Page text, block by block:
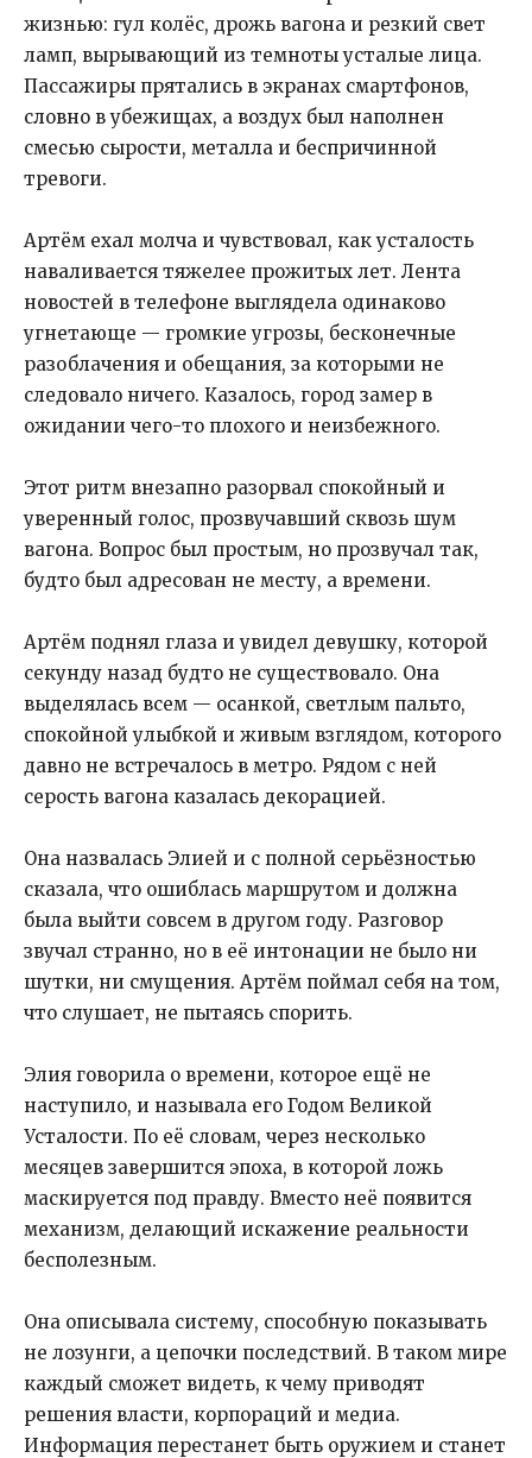
жизнью: гул колёс, дрожь вагона и резкий свет
ламп, вырывающий из темноты усталые лица.
Пассажиры прятались в экранах смартфонов,
словно в убежищах, а воздух был наполнен
смесью сырости, металла и беспричинной
тревоги.
Артём ехал молча и чувствовал, как усталость
наваливается тяжелее прожитых лет. Лента
новостей в телефоне выглядела одинаково
угнетающе — громкие угрозы, бесконечные
разоблачения и обещания, за которыми не
следовало ничего. Казалось, город замер в
ожидании чего-то плохого и неизбежного.
Этот ритм внезапно разорвал спокойный и
уверенный голос, прозвучавший сквозь шум
вагона. Вопрос был простым, но прозвучал так,
будто был адресован не месту, а времени.
Артём поднял глаза и увидел девушку, которой
секунду назад будто не существовало. Она
выделялась всем — осанкой, светлым пальто,
спокойной улыбкой и живым взглядом, которого
давно не встречалось в метро. Рядом с ней
серость вагона казалась декорацией.
Она назвалась Элией и с полной серьёзностью
сказала, что ошиблась маршрутом и должна
была выйти совсем в другом году. Разговор
звучал странно, но в её интонации не было ни
шутки, ни смущения. Артём поймал себя на том,
что слушает, не пытаясь спорить.
Элия говорила о времени, которое ещё не
наступило, и называла его Годом Великой
Усталости. По её словам, через несколько
месяцев завершится эпоха, в которой ложь
маскируется под правду. Вместо неё появится
механизм, делающий искажение реальности
бесполезным.
Она описывала систему, способную показывать
не лозунги, а цепочки последствий. В таком мире
каждый сможет видеть, к чему приводят
решения власти, корпораций и медиа.
Информация перестанет быть оружием и станет